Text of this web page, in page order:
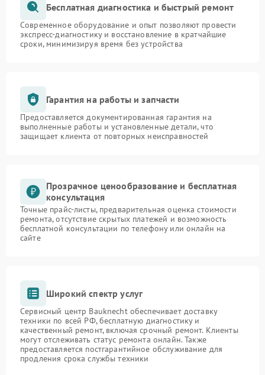
Бесплатная диагностика и быстрый ремонт
Современное оборудование и опыт позволяют провести
экспресс-диагностику и восстановление в кратчайшие
сроки, минимизируя время без устройства
Гарантия на работы и запчасти
Предоставляется документированная гарантия на
выполненные работы и установленные детали, что
защищает клиента от повторных неисправностей
Прозрачное ценообразование и бесплатная
консультация
Точные прайс-листы, предварительная оценка стоимости
ремонта, отсутствие скрытых платежей и возможность
бесплатной консультации по телефону или онлайн на
сайте
Широкий спектр услуг
Сервисный центр Bauknecht обеспечивает доставку
техники по всей РФ, бесплатную диагностику и
качественный ремонт, включая срочный ремонт. Клиенты
могут отслеживать статус ремонта онлайн. Также
предоставляется постгарантийное обслуживание для
продления срока службы техники